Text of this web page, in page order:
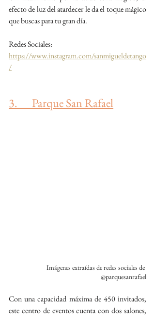
efecto de luz del atardecer le da el toque mágico
que buscas para tu gran día.
Redes Sociales:
https://www.instagram.com/sanmigueldetango
/
3.      Parque San Rafael
Imágenes extraídas de redes sociales de
@parquesanrafael
Con una capacidad máxima de 450 invitados,
este centro de eventos cuenta con dos salones,